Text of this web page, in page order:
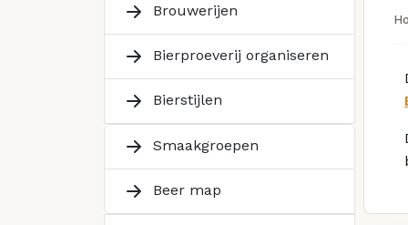
Brouwerijen
Bierproeverij organiseren
Bierstijlen
Smaakgroepen
Beer map